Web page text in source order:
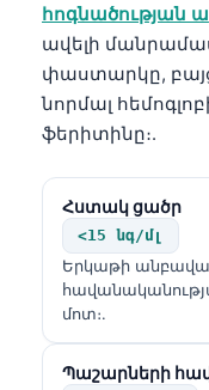
հոգնածության
ավելի
փաստարկը,
նորմալ
ֆերիտինը։.
Հստակ ցածր
<15 նգ/մլ
Երկաթի
մոտ։.
Պաշարների